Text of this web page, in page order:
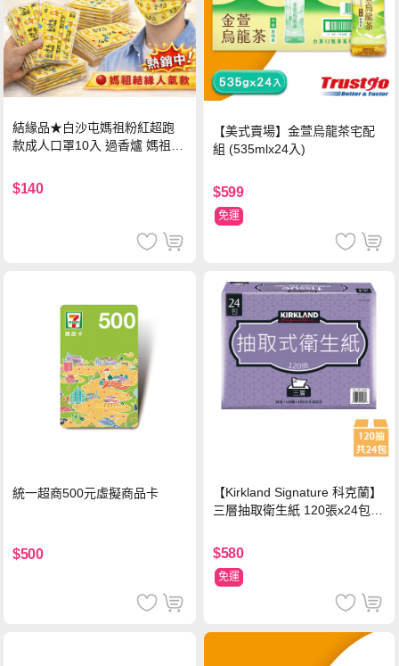
結緣品★白沙屯媽祖粉紅超跑
款成人口罩10入 過香爐 媽祖加
$140
【美式賣場】金萱烏龍茶宅配
組 (535mlx24入)
$599
免運
統一超商500元虛擬商品卡
$500
【Kirkland Signature 科克蘭】
三層抽取衛生紙 120張x24包x1
$580
免運